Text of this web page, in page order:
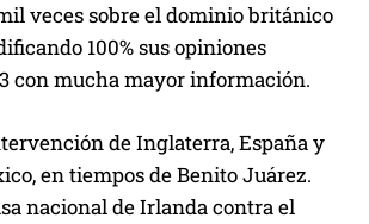
veces sobre el dominio británico
100% sus opiniones
con mucha mayor información.
de Inglaterra, España y
en tiempos de Benito Juárez.
nacional de Irlanda contra el